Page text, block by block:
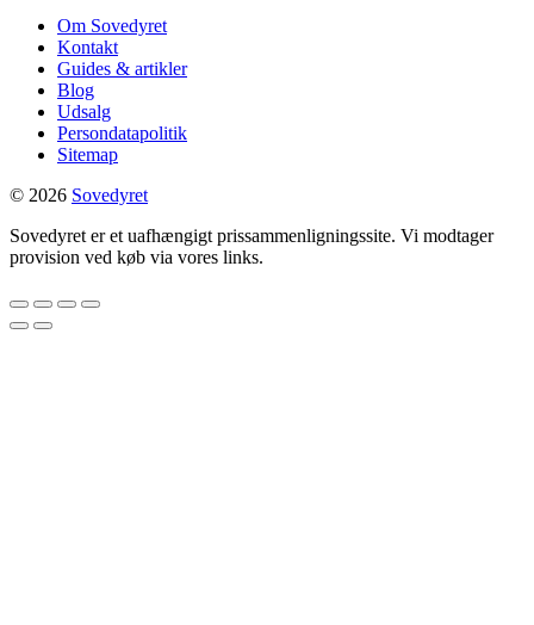
Om Sovedyret
Kontakt
Guides & artikler
Blog
Udsalg
Persondatapolitik
Sitemap
© 2026 Sovedyret
Sovedyret er et uafhængigt prissammenligningssite. Vi modtager
provision ved køb via vores links.